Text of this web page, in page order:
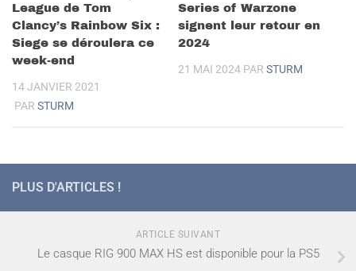
League de Tom
Clancy’s Rainbow Six :
Siege se déroulera ce
week-end
14 JANVIER 2021
PAR STURM
Series of Warzone
signent leur retour en
2024
21 MAI 2024 PAR STURM
PLUS D'ARTICLES !
ARTICLE SUIVANT
Le casque RIG 900 MAX HS est disponible pour la PS5